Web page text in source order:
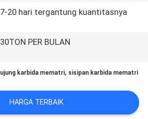
7-20 hari tergantung kuantitasnya
30TON PER BULAN
ujung karbida mematri, sisipan karbida mematri
HARGA TERBAIK